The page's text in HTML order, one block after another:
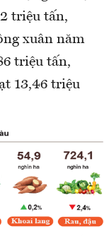
triệu tấn,
xuân năm
triệu tấn,
13,46 triệu